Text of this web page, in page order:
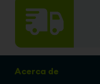
Acerca de